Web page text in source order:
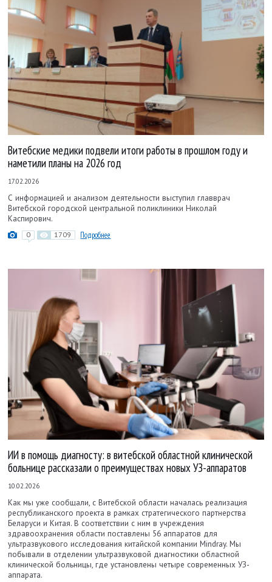
Витебские медики подвели итоги работы в прошлом году и
наметили планы на 2026 год
17.02.2026
С информацией и анализом деятельности выступил главврач
Витебской городской центральной поликлиники Николай
Каспирович.
0 1709 Подробнее
ИИ в помощь диагносту: в витебской областной клинической
больнице рассказали о преимуществах новых УЗ-аппаратов
10.02.2026
Как мы уже сообщали, с Витебской области началась реализация
республиканского проекта в рамках стратегического партнерства
Беларуси и Китая. В соответствии с ним в учреждения
здравоохранения области поставлены 56 аппаратов для
ультразвукового исследования китайской компании Mindray. Мы
побывали в отделении ультразвуковой диагностики областной
клинической больницы, где установлены четыре современных УЗ-
аппарата.